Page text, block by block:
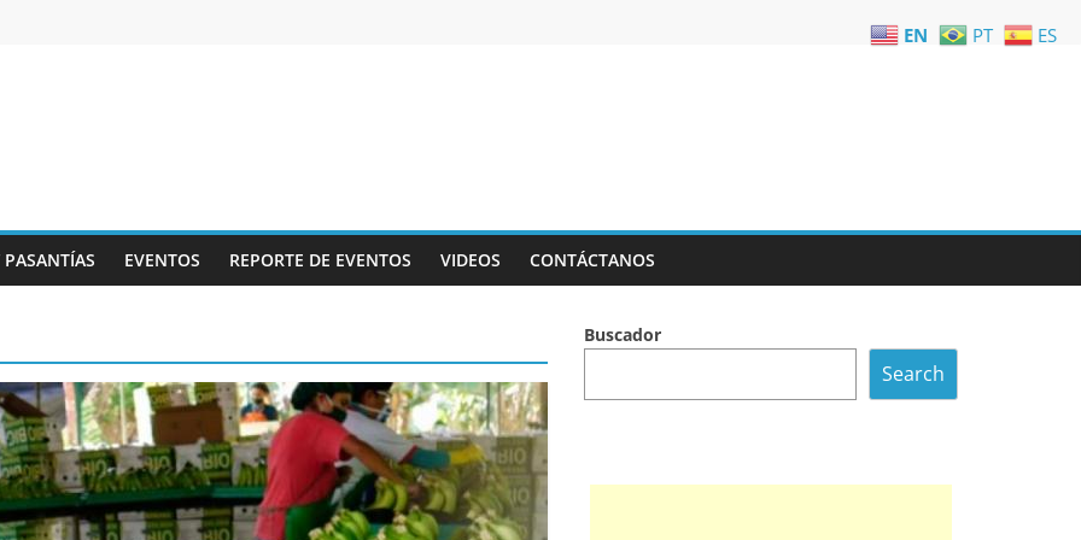
PASANTÍAS EVENTOS REPORTE DE EVENTOS VIDEOS CONTÁCTANOS
Buscador
Search
EN PT ES